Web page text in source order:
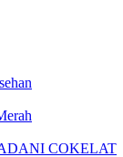
COKELAT